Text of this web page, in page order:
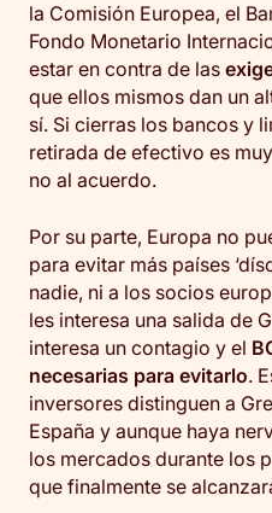
la Comisión Europea, el
Fondo Monetario
estar en contra de las
que ellos mismos dan un
sí. Si cierras los bancos y
retirada de efectivo es
no al acuerdo.
Por su parte, Europa no
para evitar más países
nadie, ni a los socios
les interesa una salida de
interesa un contagio y el
necesarias para evitarlo.
inversores distinguen a
España y aunque haya
los mercados durante los
que finalmente se